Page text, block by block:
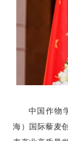
中国作物
海）国际藜麦